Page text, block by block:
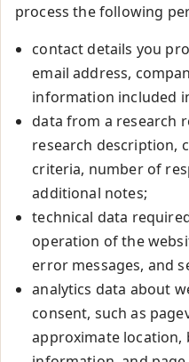
process the following
contact details you
email address,
information included
data from a research
research description,
criteria, number of
additional notes;
technical data
operation of the
error messages, and
analytics data about
consent, such as
approximate location,